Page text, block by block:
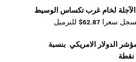
الآجلة لخام غرب تكساس الوسيط
سعرا للبرميل
الدولار الامريكي بنسبة